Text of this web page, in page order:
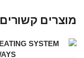
מוצרים קשורים